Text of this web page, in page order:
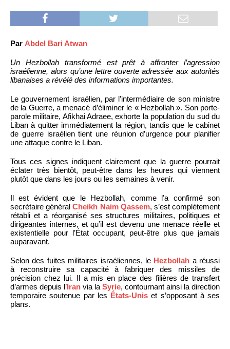
Par Abdel Bari Atwan
Un Hezbollah transformé est prêt à affronter l’agression
israélienne, alors qu’une lettre ouverte adressée aux autorités
libanaises a révélé des informations importantes.
Le gouvernement israélien, par l’intermédiaire de son ministre
de la Guerre, a menacé d’éliminer le « Hezbollah ». Son porte-
parole militaire, Afikhai Adraee, exhorte la population du sud du
Liban à quitter immédiatement la région, tandis que le cabinet
de guerre israélien tient une réunion d’urgence pour planifier
une attaque contre le Liban.
Tous ces signes indiquent clairement que la guerre pourrait
éclater très bientôt, peut-être dans les heures qui viennent
plutôt que dans les jours ou les semaines à venir.
Il est évident que le Hezbollah, comme l’a confirmé son
secrétaire généralCheikh Naim Qassem, s’est complètement
rétabli et a réorganisé ses structures militaires, politiques et
dirigeantes internes, et qu’il est devenu une menace réelle et
existentielle pour l’État occupant, peut-être plus que jamais
auparavant.
Selon des fuites militaires israéliennes, le Hezbollah a réussi
à reconstruire sa capacité à fabriquer des missiles de
précision chez lui. Il a mis en place des filières de transfert
d’armes depuis l’Iran via la Syrie, contournant ainsi la direction
temporaire soutenue par les États-Unis et s’opposant à ses
plans.